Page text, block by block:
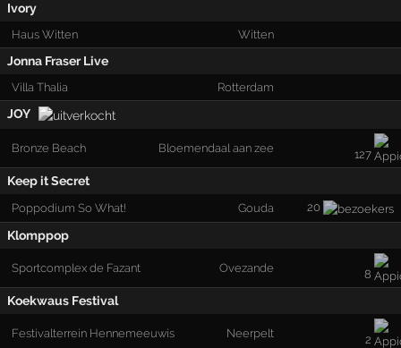
Ivory
Haus Witten Witten
Jonna Fraser Live
Villa Thalia Rotterdam
JOY
Bronze Beach Bloemendaal aan zee 127
Keep it Secret
Poppodium So What! Gouda 20
Klomppop
Sportcomplex de Fazant Ovezande 8
Koekwaus Festival
Festivalterrein Hennemeeuwis Neerpelt 2